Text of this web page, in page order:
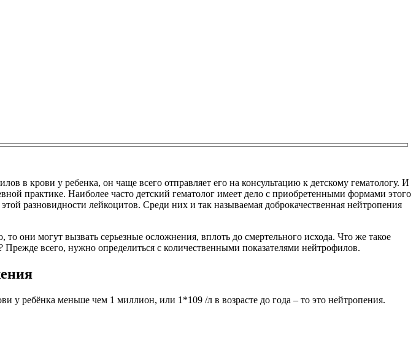
в крови у ребенка, он чаще всего отправляет его на консультацию к детскому гематологу. И
практике. Наиболее часто детский гематолог имеет дело с приобретенными формами этого
разновидности лейкоцитов. Среди них и так называемая доброкачественная нейтропения
они могут вызвать серьезные осложнения, вплоть до смертельного исхода. Что же такое
Прежде всего, нужно определиться с количественными показателями нейтрофилов.
у ребёнка меньше чем 1 миллион, или 1*109 /л в возрасте до года – то это нейтропения.